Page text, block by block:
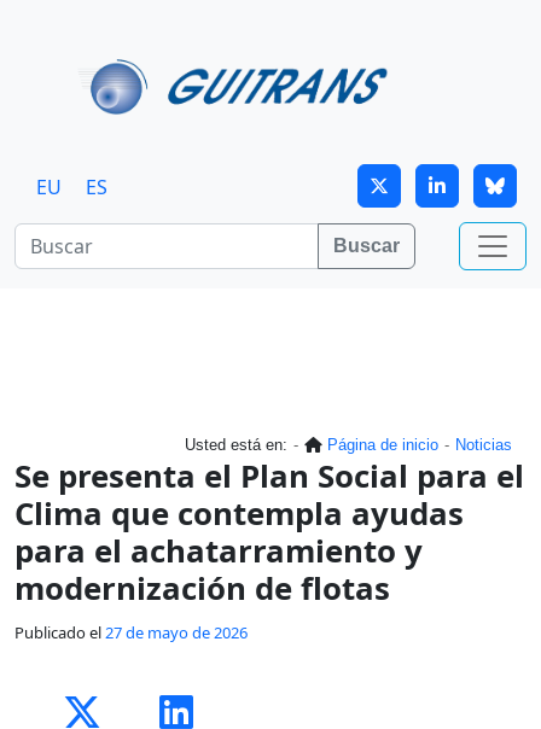
EU ES
Buscar
Usted está en: Página de inicio Noticias
Se presenta el Plan Social para el
Clima que contempla ayudas
para el achatarramiento y
modernización de flotas
Publicado el27 de mayo de 2026